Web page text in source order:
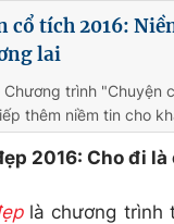
cổ tích 2016:
lai
Chương trình "Chuyện
thêm niềm tin cho
2016: Cho đi
là chương trình